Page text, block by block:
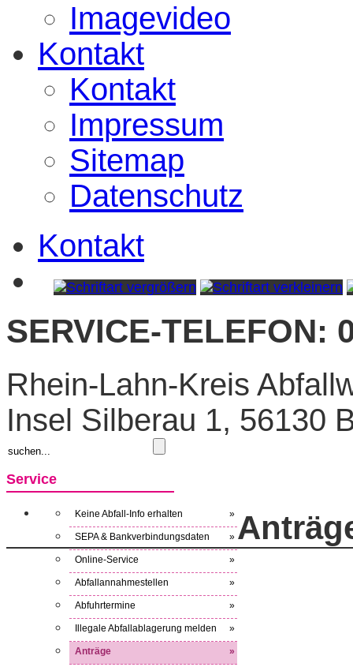
Imagevideo
Kontakt
Kontakt
Impressum
Sitemap
Datenschutz
Kontakt
SERVICE-TELEFON:
Rhein-Lahn-Kreis
Insel Silberau 1, 56130
Service
Keine Abfall-Info erhalten »
SEPA & Bankverbindungsdaten »
Online-Service »
Abfallannahmestellen »
Abfuhrtermine »
Illegale Abfallablagerung melden »
Anträge »